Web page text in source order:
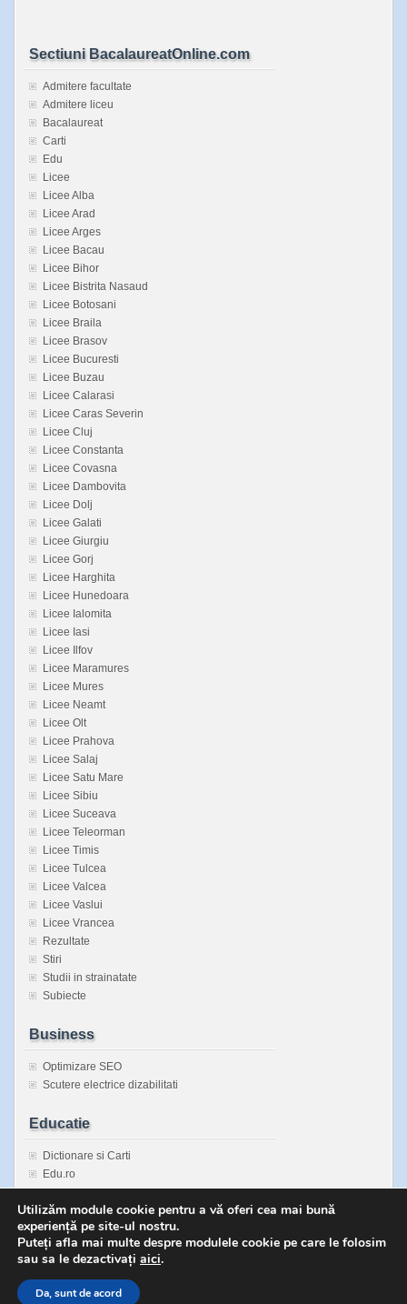
Sectiuni BacalaureatOnline.com
Admitere facultate
Admitere liceu
Bacalaureat
Carti
Edu
Licee
Licee Alba
Licee Arad
Licee Arges
Licee Bacau
Licee Bihor
Licee Bistrita Nasaud
Licee Botosani
Licee Braila
Licee Brasov
Licee Bucuresti
Licee Buzau
Licee Calarasi
Licee Caras Severin
Licee Cluj
Licee Constanta
Licee Covasna
Licee Dambovita
Licee Dolj
Licee Galati
Licee Giurgiu
Licee Gorj
Licee Harghita
Licee Hunedoara
Licee Ialomita
Licee Iasi
Licee Ilfov
Licee Maramures
Licee Mures
Licee Neamt
Licee Olt
Licee Prahova
Licee Salaj
Licee Satu Mare
Licee Sibiu
Licee Suceava
Licee Teleorman
Licee Timis
Licee Tulcea
Licee Valcea
Licee Vaslui
Licee Vrancea
Rezultate
Stiri
Studii in strainatate
Subiecte
Business
Optimizare SEO
Scutere electrice dizabilitati
Educatie
Dictionare si Carti
Edu.ro
Enciclopedie Universala
Inspectorate Scolare Judetene
Sanatatea copiilor
Copyright © 2026 Bacalaureat fara secrete | Powered by
Utilizăm module cookie pentru a vă oferi cea mai bună
experiență pe site-ul nostru.
Puteți afla mai multe despre modulele cookie pe care le folosim
sau sa le dezactivați aici.
Da, sunt de acord